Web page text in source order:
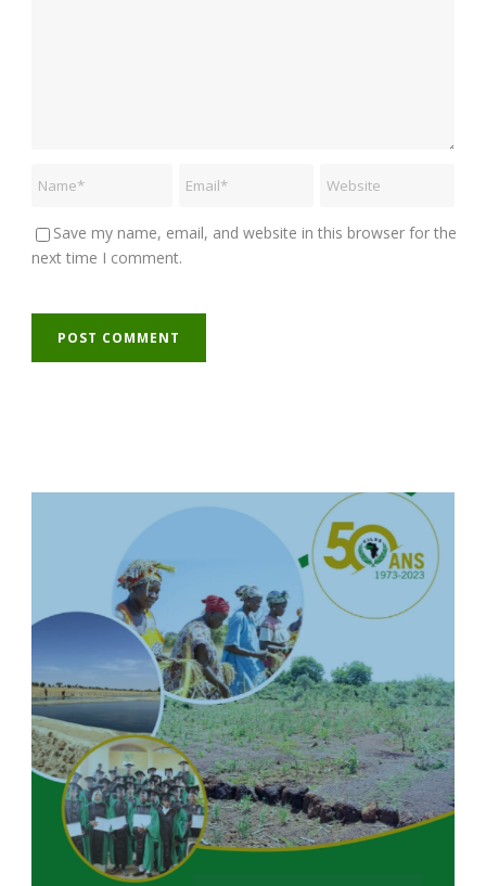
Save my name, email, and website in this browser for the
next time I comment.